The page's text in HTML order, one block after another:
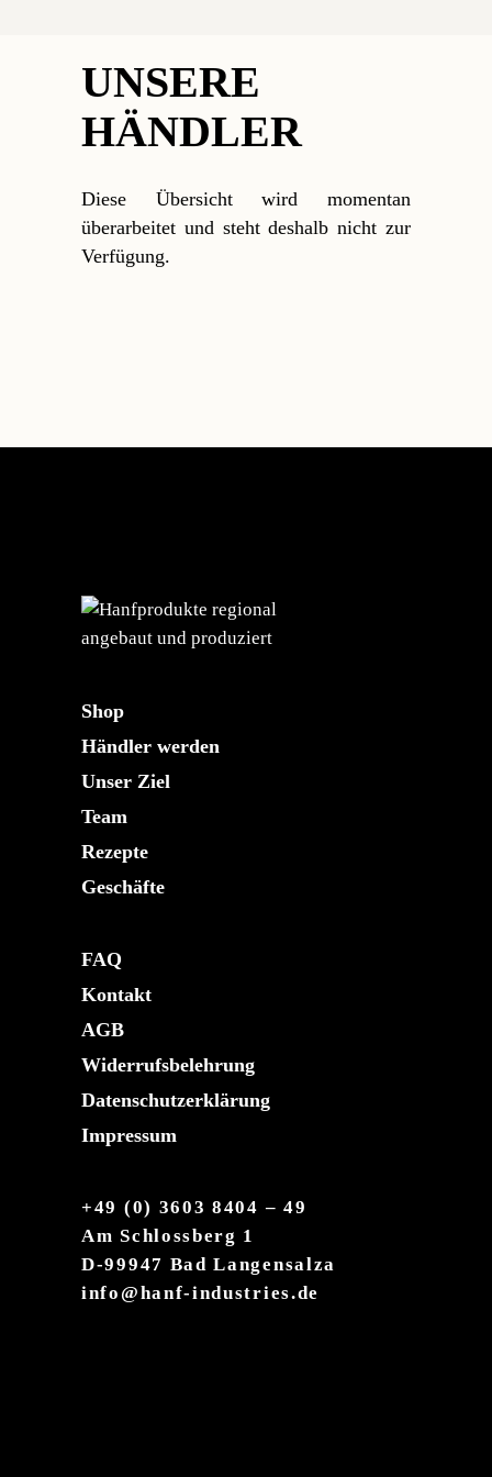
UNSERE
HÄNDLER
Diese Übersicht wird momentan
überarbeitet und steht deshalb nicht zur
Verfügung.
Shop
Händler werden
Unser Ziel
Team
Rezepte
Geschäfte
FAQ
Kontakt
AGB
Widerrufsbelehrung
Datenschutzerklärung
Impressum
+49 (0) 3603 8404 – 49
Am Schlossberg 1
D-99947 Bad Langensalza
info@hanf-industries.de